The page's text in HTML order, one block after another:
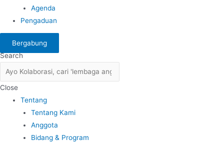
Agenda
Pengaduan
Bergabung
Search
Close
Tentang
Tentang Kami
Anggota
Bidang & Program